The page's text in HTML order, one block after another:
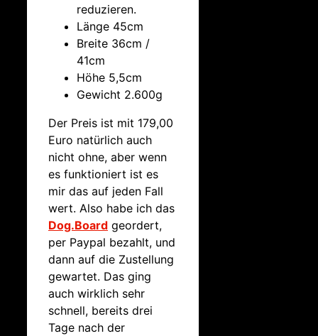
reduzieren.
Länge 45cm
Breite 36cm /
41cm
Höhe 5,5cm
Gewicht 2.600g
Der Preis ist mit 179,00
Euro natürlich auch
nicht ohne, aber wenn
es funktioniert ist es
mir das auf jeden Fall
wert. Also habe ich das
Dog.Board geordert,
per Paypal bezahlt, und
dann auf die Zustellung
gewartet. Das ging
auch wirklich sehr
schnell, bereits drei
Tage nach der